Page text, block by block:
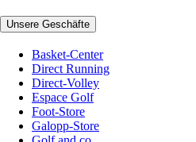
Unsere Geschäfte
Basket-Center
Direct Running
Direct-Volley
Espace Golf
Foot-Store
Galopp-Store